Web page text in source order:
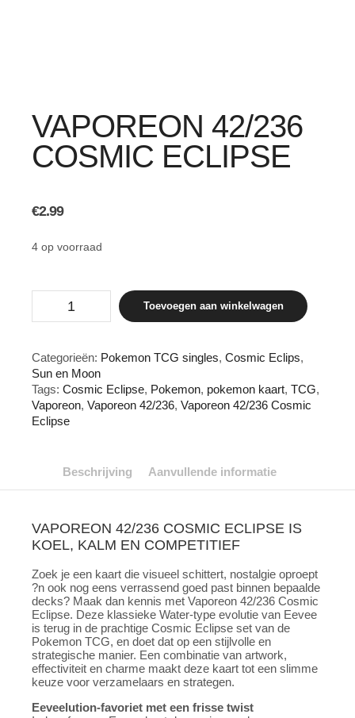
VAPOREON 42/236
COSMIC ECLIPSE
€2.99
4 op voorraad
Cosmic
aantal
Toevoegen aan winkelwagen
Categorieën: Pokemon TCG singles, Cosmic Eclips,
Sun en Moon
Tags: Cosmic Eclipse, Pokemon, pokemon kaart, TCG,
Vaporeon, Vaporeon 42/236, Vaporeon 42/236 Cosmic
Eclipse
Beschrijving Aanvullende informatie
VAPOREON 42/236 COSMIC ECLIPSE IS
KOEL, KALM EN COMPETITIEF
Zoek je een kaart die visueel schittert, nostalgie oproept
?n ook nog eens verrassend goed past binnen bepaalde
decks? Maak dan kennis met Vaporeon 42/236 Cosmic
Eclipse. Deze klassieke Water-type evolutie van Eevee
is terug in de prachtige Cosmic Eclipse set van de
Pokemon TCG, en doet dat op een stijlvolle en
strategische manier. Een combinatie van artwork,
effectiviteit en charme maakt deze kaart tot een slimme
keuze voor verzamelaars en strategen.
Eeveelution-favoriet met een frisse twist